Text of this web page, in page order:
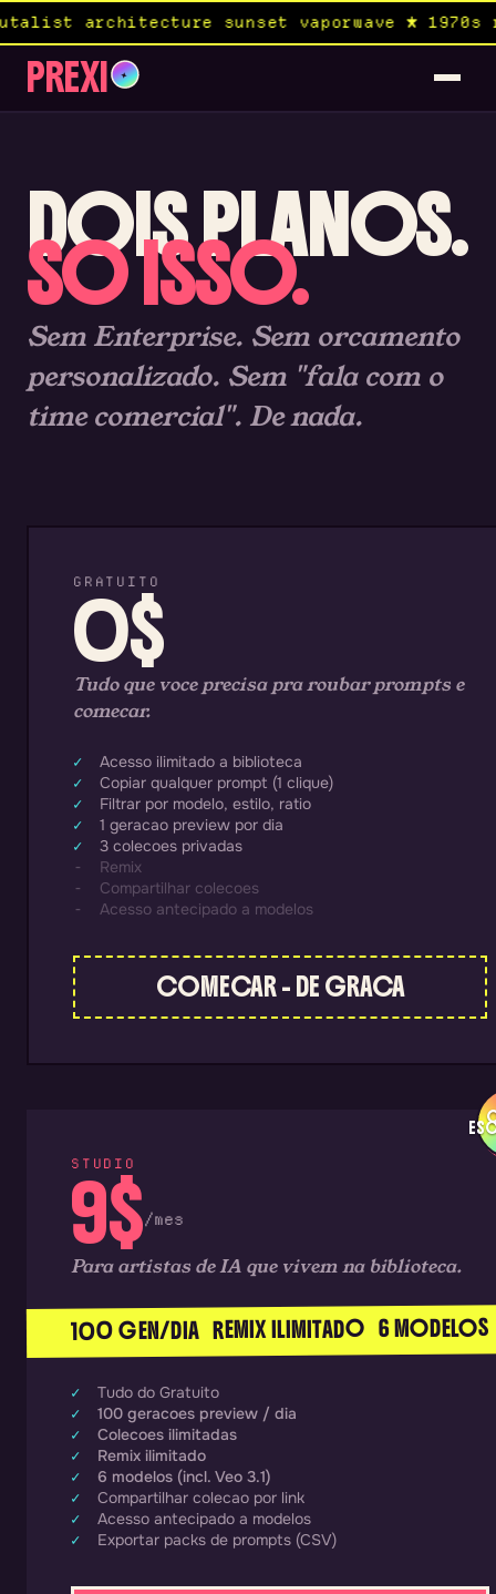
architecture sunset vaporwave ★
PREXI ✦
DOIS PLANOS.
SO ISSO.
Sem Enterprise. Sem orcamento
personalizado. Sem "fala com o
time comercial". De nada.
GRATUITO
0$
Tudo que voce precisa pra roubar prompts e
comecar.
Acesso ilimitado a biblioteca
Copiar qualquer prompt (1 clique)
Filtrar por modelo, estilo, ratio
1 geracao preview por dia
3 colecoes privadas
Remix
Compartilhar colecoes
Acesso antecipado a modelos
COMECAR - DE GRACA
STUDIO
9$/mes
Para artistas de IA que vivem na biblioteca.
100 GEN/DIA REMIX ILIMITADO 6 MODELOS
Tudo do Gratuito
100 geracoes preview / dia
Colecoes ilimitadas
Remix ilimitado
6 modelos (incl. Veo 3.1)
Compartilhar colecao por link
Acesso antecipado a modelos
Exportar packs de prompts (CSV)